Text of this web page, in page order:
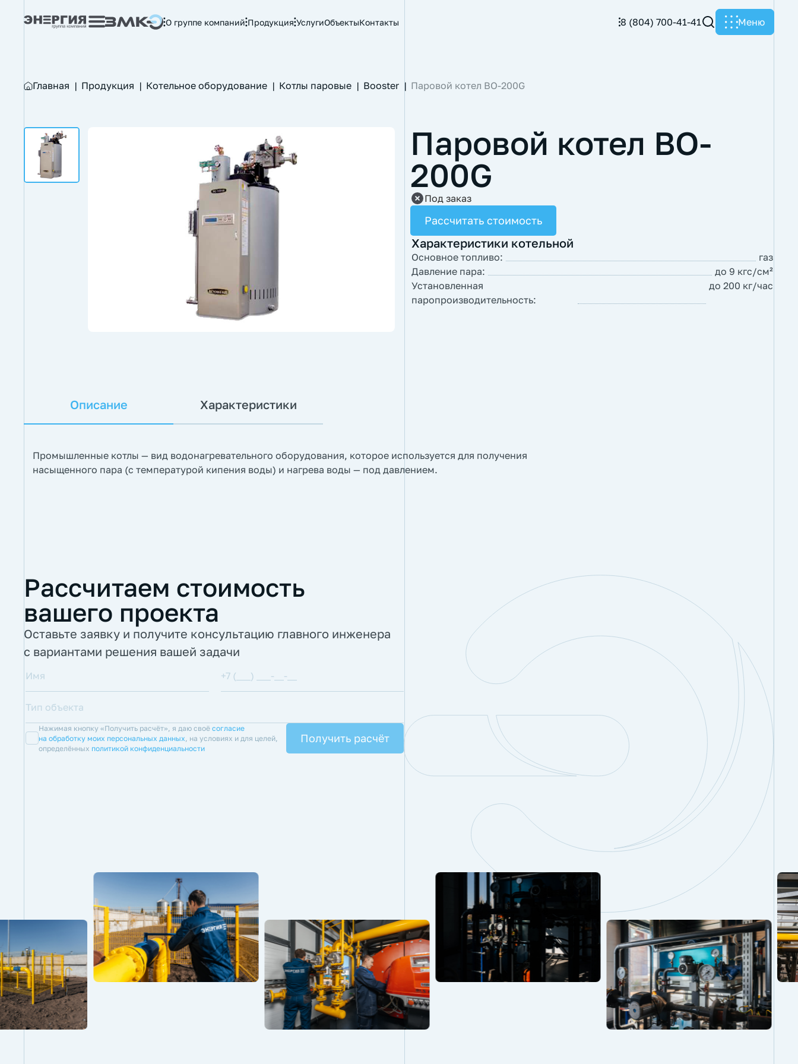
О группе компаний Продукция УслугиОбъектыКонтакты 8 (804) 700-41-41 Меню
Главная | Продукция | Котельное оборудование | Котлы паровые | Booster | Паровой котел BO-200G
Паровой котел BO-
200G
Под заказ
Рассчитать стоимость
Характеристики котельной
Основное топливо:
газ
Давление пара:
до 9 кгс/см²
Установленная
паропроизводительность:
до 200 кг/час
Описание Характеристики
Промышленные котлы — вид водонагревательного оборудования, которое используется для получения
насыщенного пара (с температурой кипения воды) и нагрева воды — под давлением.
Рассчитаем стоимость
вашего проекта
Оставьте заявку и получите консультацию главного инженера
с вариантами решения вашей задачи
Нажимая кнопку «Получить расчёт», я даю своё согласие
на обработку моих персональных данных, на условиях и для целей,
определённых политикой конфиденциальности